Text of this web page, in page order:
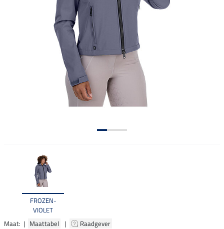
FROZEN-
VIOLET
Maat: | Maattabel | Raadgever